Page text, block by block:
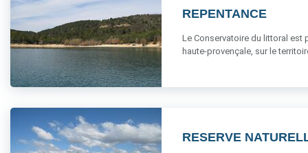
REPENTANCE
Le Conservatoire du littoral est
haute-provençale, sur le
RESERVE